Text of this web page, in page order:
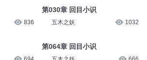
836
第030章 回目小识
五木之妖 1032
第064章 回目小识